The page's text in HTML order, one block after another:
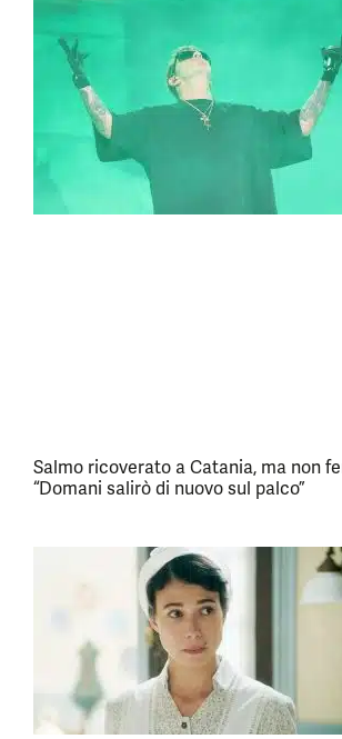
Salmo ricoverato a Catania, ma non
“Domani salirò di nuovo sul palco”